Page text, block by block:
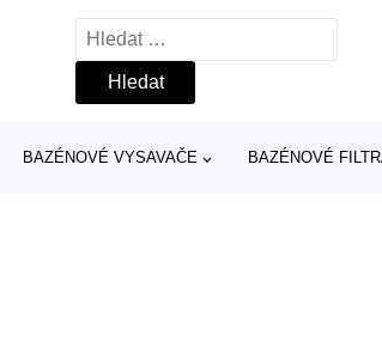
Vyhledávání
BAZÉNOVÉ VYSAVAČE BAZÉNOVÉ